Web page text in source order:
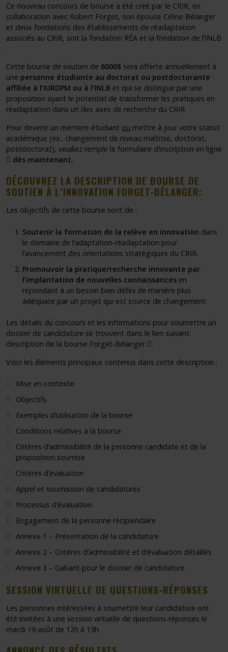
Ce nouveau concours de bourse a été créé par le CRIR, en
collaboration avec Robert Forget, son épouse Céline Bélanger
et deux fondations des établissements de réadaptation
associés au CRIR, soit la fondation RÉA et la fondation de l’INLB
.
Cette bourse de soutien de 6000$ sera offerte annuellement à
une personne étudiante au doctorat ou postdoctorante
affiliée à l’IURDPM ou à l’INLB et qui se distingue par une
proposition ayant le potentiel de transformer les pratiques en
réadaptation dans un des axes de recherche du CRIR.
Pour devenir un membre étudiant ou mettre à jour votre statut
académique (ex.: changement de niveau maîtrise, doctorat,
postdoctorat), veuillez remplir le formulaire d’inscription en ligne
Ce lien s'ouvrira dans une nouvelle fenêtre"
dès maintenant.
DÉCOUVREZ LA DESCRIPTION DE BOURSE DE
SOUTIEN À L’INNOVATION FORGET-BÉLANGER:
Les objectifs de cette bourse sont de :
Soutenir la formation de la relève en innovation dans
le domaine de l’adaptation-réadaptation pour
l’avancement des orientations stratégiques du CRIR.
Promouvoir la pratique/recherche innovante par
l’implantation de nouvelles connaissances en
répondant à un besoin bien défini de manière plus
adéquate par un projet qui est source de changement.
Les détails du concours et les informations pour soumettre un
dossier de candidature se trouvent dans le lien suivant:
description de la bourse Forget-Bélanger
(docx)
.
Voici les éléments principaux contenus dans cette description :
Mise en contexte
Objectifs
Exemples d’utilisation de la bourse
Conditions relatives à la bourse
Critères d’admissibilité de la personne candidate et de la
proposition soumise
Critères d’évaluation
Appel et soumission de candidatures
Processus d’évaluation
Engagement de la personne récipiendaire
Annexe 1 – Présentation de la candidature
Annexe 2 – Critères d’admissibilité et d’évaluation détaillés
Annexe 3 – Gabarit pour le dossier de candidature
SESSION VIRTUELLE DE QUESTIONS-RÉPONSES
Les personnes intéressées à soumettre leur candidature ont
été invitées à une session virtuelle de questions-réponses le
mardi 19 août de 12h à 13h.